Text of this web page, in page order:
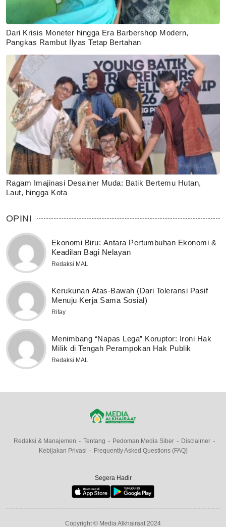
Dari Krisis Moneter hingga Era Barbershop Modern,
Pangkas Rambut Ilyas Tetap Bertahan
Ragam Imajinasi Desainer Muda: Batik Bertemu Hutan,
Laut, hingga Kota
OPINI
Ekonomi Biru: Antara Pertumbuhan Ekonomi &
Keadilan Bagi Nelayan
Redaksi MAL
Kerukunan Atas-Bawah (Dari Toleransi Pasif
Menuju Kerja Sama Sosial)
Rifay
Menimbang “Napas Lega” Koruptor: Ironi Hak
Milik di Tengah Perampokan Hak Publik
Redaksi MAL
Redaksi & Manajemen Tentang Pedoman Media Siber
Disclaimer
Kebijakan Privasi
Frequently Asked Questions (FAQ)
Segera Hadir
Copyright © Media Alkhairaat 2024